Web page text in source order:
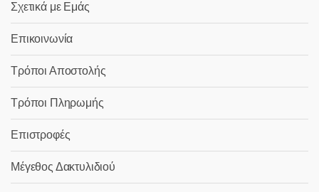
Σχετικά με Εμάς
Επικοινωνία
Τρόποι Αποστολής
Τρόποι Πληρωμής
Επιστροφές
Μέγεθος Δακτυλιδιού